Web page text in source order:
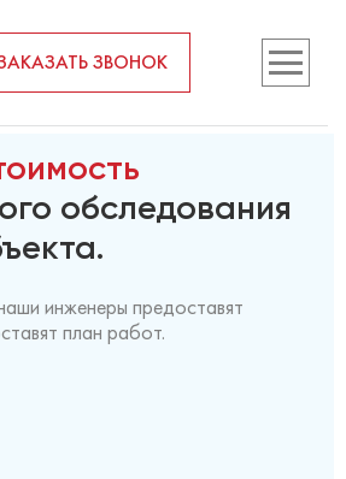
ЗВОНОК
ОСТАВЬТЕ ЗАЯВКУ
обследования
инженеры предоставят
план работ.